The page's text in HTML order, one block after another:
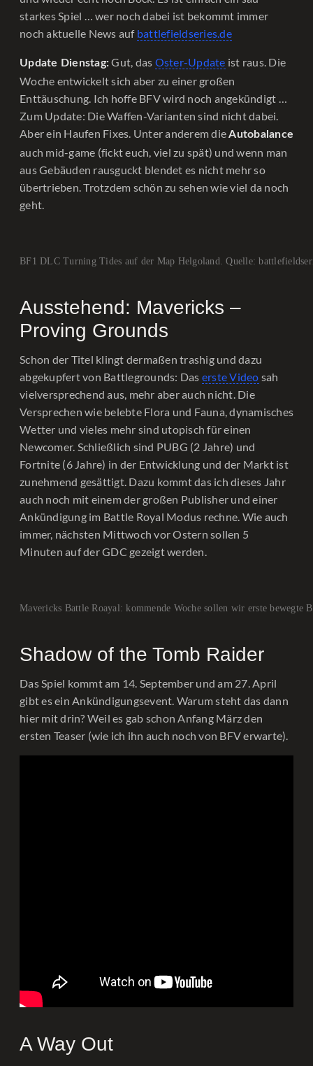
starkes Spiel … wer noch dabei ist bekommt immer
noch aktuelle News auf battlefieldseries.de
Update Dienstag:Gut, das Oster-Update ist raus. Die
Woche entwickelt sich aber zu einer großen
Enttäuschung. Ich hoffe BFV wird noch angekündigt …
Zum Update: Die Waffen-Varianten sind nicht dabei.
Aber ein Haufen Fixes. Unter anderem dieAutobalance
auch mid-game (fickt euch, viel zu spät) und wenn man
aus Gebäuden rausguckt blendet es nicht mehr so
übertrieben. Trotzdem schön zu sehen wie viel da noch
geht.
BF1 DLC Turning Tides auf der Map Helgoland. Quelle:
Ausstehend: Mavericks –
Proving Grounds
Schon der Titel klingt dermaßen trashig und dazu
abgekupfert von Battlegrounds: Das erste Video sah
vielversprechend aus, mehr aber auch nicht. Die
Versprechen wie belebte Flora und Fauna, dynamisches
Wetter und vieles mehr sind utopisch für einen
Newcomer. Schließlich sind PUBG (2 Jahre) und
Fortnite (6 Jahre) in der Entwicklung und der Markt ist
zunehmend gesättigt. Dazu kommt das ich dieses Jahr
auch noch mit einem der großen Publisher und einer
Ankündigung im Battle Royal Modus rechne. Wie auch
immer, nächsten Mittwoch vor Ostern sollen 5
Minuten auf der GDC gezeigt werden.
Mavericks Battle Roayal: kommende Woche sollen wir erste bewegte
Shadow of the Tomb Raider
Das Spiel kommt am 14. September und am 27. April
gibt es ein Ankündigungsevent. Warum steht das dann
hier mit drin? Weil es gab schon Anfang März den
ersten Teaser (wie ich ihn auch noch von BFV erwarte).
A Way Out